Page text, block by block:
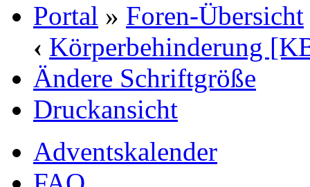
Portal » Foren-Übersicht
‹ Körperbehinderung
Ändere Schriftgröße
Druckansicht
Adventskalender